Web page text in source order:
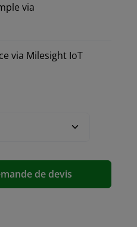
via
via Milesight IoT
de devis